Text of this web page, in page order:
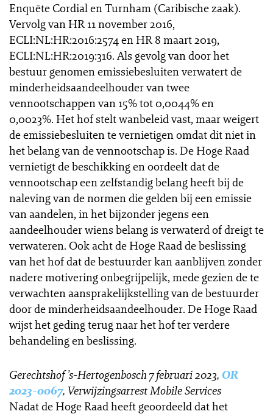
Enquête Cordial en Turnham (Caribische zaak).
Vervolg van HR 11 november 2016,
ECLI:NL:HR:2016:2574 en HR 8 maart 2019,
ECLI:NL:HR:2019:316. Als gevolg van door het
bestuur genomen emissiebesluiten verwatert de
minderheidsaandeelhouder van twee
vennootschappen van 15% tot 0,0044% en
0,0023%. Het hof stelt wanbeleid vast, maar weigert
de emissiebesluiten te vernietigen omdat dit niet in
het belang van de vennootschap is. De Hoge Raad
vernietigt de beschikking en oordeelt dat de
vennootschap een zelfstandig belang heeft bij de
naleving van de normen die gelden bij een emissie
van aandelen, in het bijzonder jegens een
aandeelhouder wiens belang is verwaterd of dreigt te
verwateren. Ook acht de Hoge Raad de beslissing
van het hof dat de bestuurder kan aanblijven zonder
nadere motivering onbegrijpelijk, mede gezien de te
verwachten aansprakelijkstelling van de bestuurder
door de minderheidsaandeelhouder. De Hoge Raad
wijst het geding terug naar het hof ter verdere
behandeling en beslissing.
Gerechtshof ’s-Hertogenbosch 7 februari 2023, OR
2023-0067, Verwijzingsarrest Mobile Services
Nadat de Hoge Raad heeft geoordeeld dat het